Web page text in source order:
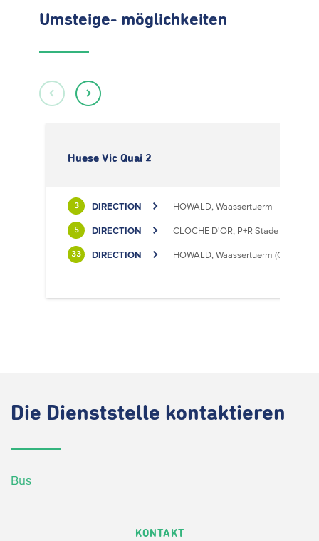
Umsteige- möglichkeiten
Huese Vic Quai 2
3 DIRECTION HOWALD, Waassertuerm
5 DIRECTION CLOCHE D'OR, P+R Stade de
33 DIRECTION HOWALD, Waassertuerm (CIPA)
Die Dienststelle kontaktieren
Bus
KONTAKT